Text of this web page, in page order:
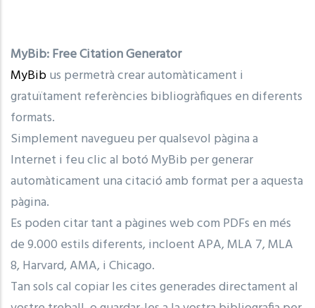
MyBib: Free Citation Generator
MyBibus permetrà crear automàticament i
gratuïtament referències bibliogràfiques en diferents
formats.
Simplement navegueu per qualsevol pàgina a
Internet i feu clic al botó MyBib per generar
automàticament una citació amb format per a aquesta
pàgina.
Es poden citar tant a pàgines web com PDFs en més
de 9.000 estils diferents, incloent APA, MLA 7, MLA
8, Harvard, AMA, i Chicago.
Tan sols cal copiar les cites generades directament al